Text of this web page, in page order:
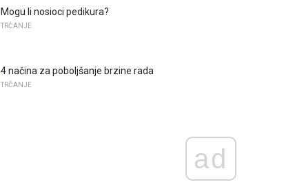
Mogu li nosioci pedikura?
TRČANJE
4 načina za poboljšanje brzine rada
TRČANJE
ad